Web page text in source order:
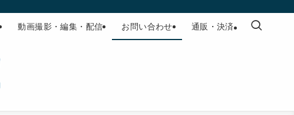
動画撮影・編集・配信 お問い合わせ 通販・決済